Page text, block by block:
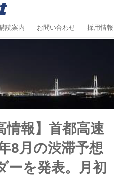
読案内 お問い合わせ 採用情報
情報】首都高速
8月の渋滞予想
ーを発表。月初